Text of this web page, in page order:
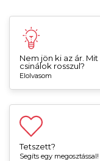
Nem jön ki az ár. Mit
csinálok rosszul?
Elolvasom
Tetszett?
Segíts egy megosztással!